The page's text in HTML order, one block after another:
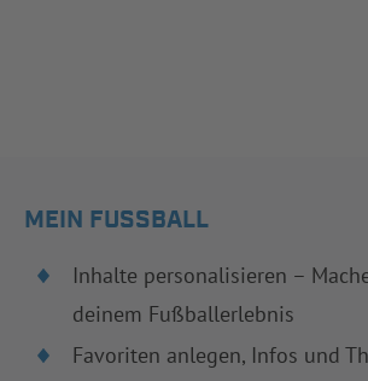
MEIN FUSSBALL
Inhalte personalisieren –
deinem Fußballerlebnis
Favoriten anlegen, Infos und